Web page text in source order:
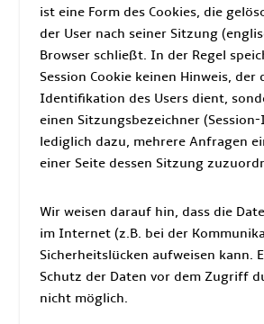
ist eine Form des Cookies, die
der User nach seiner Sitzung
Browser schließt. In der Regel
Session Cookie keinen Hinweis, der
Identifikation des Users dient,
einen Sitzungsbezeichner
lediglich dazu, mehrere Anfragen
einer Seite dessen Sitzung
Wir weisen darauf hin, dass die
im Internet (z.B. bei der
Sicherheitslücken aufweisen kann.
Schutz der Daten vor dem Zugriff
nicht möglich.